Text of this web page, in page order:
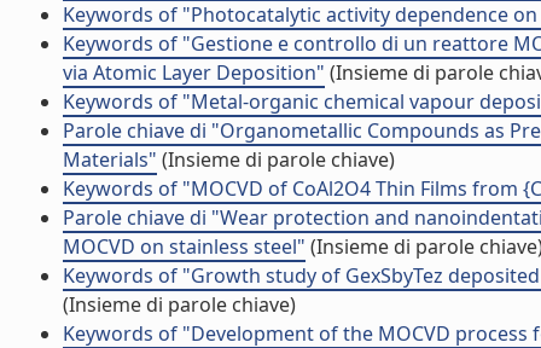
Keywords of "Photocatalytic activity dependence
Keywords of "Gestione e controllo di un reattore
via Atomic Layer Deposition" (Insieme di parole
Keywords of "Metal-organic chemical vapour
Parole chiave di "Organometallic Compounds as
Materials" (Insieme di parole chiave)
Keywords of "MOCVD of CoAl2O4 Thin Films from
Parole chiave di "Wear protection and
MOCVD on stainless steel" (Insieme di parole
Keywords of "Growth study of GexSbyTez
(Insieme di parole chiave)
Keywords of "Development of the MOCVD